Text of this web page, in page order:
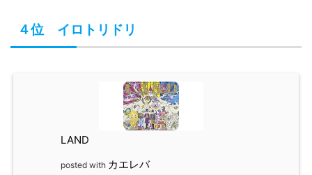
４位 イロトリドリ
LAND
posted with カエレバ